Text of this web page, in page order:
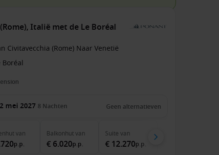
Italië met de Le Boréal
Civitavecchia (Rome) Naar Venetië
Boréal
mei 2027 8 Nachten Geen alternatieven
van
p.p.
Balkonhutvan
€ 6.020p.p.
Suite van
€ 12.270p.p.